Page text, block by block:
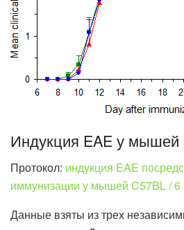
Индукция EAE у мышей
Протокол: индукция EAE
иммунизации у мышей C57BL / 6
Данные взяты из трех